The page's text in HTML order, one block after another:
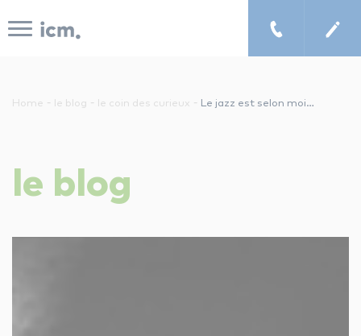
cours de musique à domicile
Home - le blog - le coin des curieux - Le jazz est selon moi…
le blog